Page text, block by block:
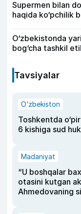
Supermen bilan
haqida ko‘pchilik
O‘zbekistonda
bog‘cha tashkil
Tavsiyalar
O‘zbekiston
Toshkentda
6 kishiga sud
Madaniyat
“U boshqalar
otasini kutgan
Ahmedovaning